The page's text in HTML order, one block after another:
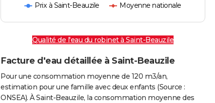
Prix à Saint-Beauzile Moyenne nationale
Qualité de l'eau du robinet à Saint-Beauzile
Facture d'eau détaillée à Saint-Beauzile
Pour une consommation moyenne de 120 m3/an,
estimation pour une famille avec deux enfants (Source :
ONSEA). À Saint-Beauzile, la consommation moyenne des